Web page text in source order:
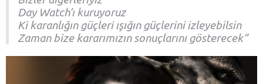
Day Watch’ı kuruyoruz
Ki karanlığın güçleri ışığın güçlerini izleyebilsin
Zaman bize kararımızın sonuçlarını gösterecek”